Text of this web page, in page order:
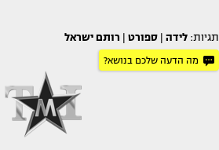
תגיות: לידה ספורט רותם ישראל
מה הדעה שלכם בנושא?